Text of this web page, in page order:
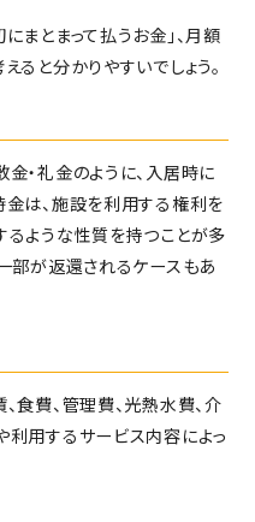
まとまって払うお金」、月額
ると分かりやすいでしょう。
・礼金のように、入居時に
は、施設を利用する権利を
るような性質を持つことが多
部が返還されるケースもあ
食費、管理費、光熱水費、介
利用するサービス内容によっ